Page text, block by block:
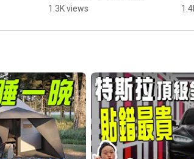
，
仁
沒人要 ？ #展奇建設 正
高，這次標售換一塊會
1.3K views
真
放
仲
購